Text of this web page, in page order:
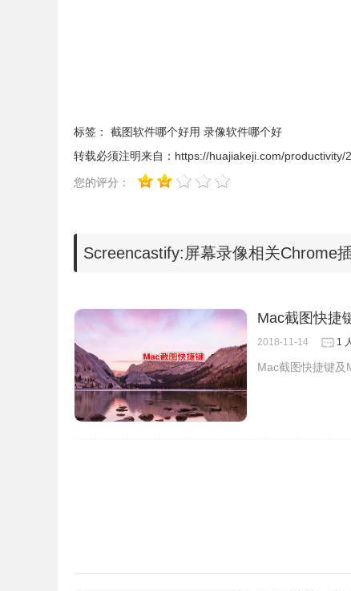
4.免费版的Screencastify只能录制10分钟的视频
以升级为收费版，如图所示：
标签： 截图软件哪个好用 录像软件哪个好
转载必须注明来自： https://huajiakeji.com/productivity/
您的评分：
Screencastify:屏幕录像相关Chrome
Mac截图快捷
2018-11-14 1
Mac截图快捷键及